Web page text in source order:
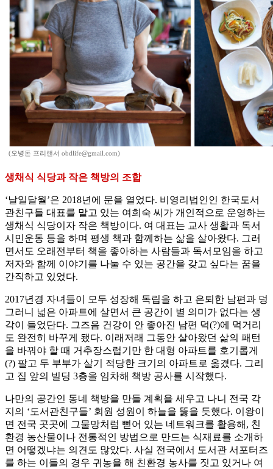
(오병돈 프리랜서 obdlife@gmail.com)
생채식 식당과 작은 책방의 조합
‘날일달월’은 2018년에 문을 열었다. 비영리법인인 한국도서
관친구들 대표를 맡고 있는 여희숙 씨가 개인적으로 운영하는
생채식 식당이자 작은 책방이다. 여 대표는 교사 생활과 독서
시민운동 등을 하며 평생 책과 함께하는 삶을 살아왔다. 그러
면서도 오래전부터 책을 좋아하는 사람들과 독서모임을 하고
저자와 함께 이야기를 나눌 수 있는 공간을 갖고 싶다는 꿈을
간직하고 있었다.
2017년경 자녀들이 모두 성장해 독립을 하고 은퇴한 남편과 덩
그러니 넓은 아파트에 살면서 큰 공간이 별 의미가 없다는 생
각이 들었단다. 그즈음 건강이 안 좋아진 남편 덕(?)에 먹거리
도 완전히 바꾸게 됐다. 이래저래 그동안 살아왔던 삶의 패턴
을 바꿔야 할 때 거추장스럽기만 한 대형 아파트를 호기롭게
(?) 팔고 두 부부가 살기 적당한 크기의 아파트로 옮겼다. 그리
고 집 앞의 빌딩 3층을 임차해 책방 공사를 시작했다.
나만의 공간인 동네 책방을 만들 계획을 세우고 나니 전국 각
지의 ‘도서관친구들’ 회원 성원이 하늘을 뚫을 듯했다. 이왕이
면 전국 곳곳에 그물망처럼 뻗어 있는 네트워크를 활용해, 친
환경 농산물이나 전통적인 방법으로 만드는 식재료를 소개하
면 어떻겠냐는 의견도 많았다. 사실 전국에서 도서관 서포터즈
를 하는 이들의 경우 귀농을 해 친환경 농사를 짓고 있거나 여